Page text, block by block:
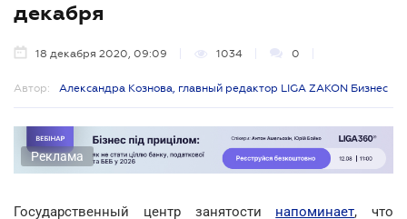
декабря
18 декабря 2020, 09:09 1034 0
Автор: Александра Кознова, главный редактор LIGA ZAKON Бизнес
Реклама
Государственный центр занятости напоминает, что